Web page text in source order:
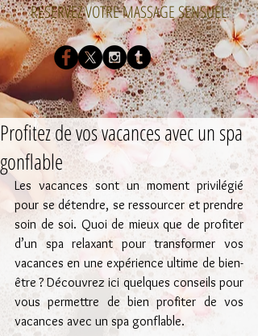
RÉSERVEZ VOTRE MASSAGE SENSUEL
Profitez de vos vacances avec un spa
gonflable
Les vacances sont un moment privilégié
pour se détendre, se ressourcer et prendre
soin de soi. Quoi de mieux que de profiter
d’un spa relaxant pour transformer vos
vacances en une expérience ultime de bien-
être ? Découvrez ici quelques conseils pour
vous permettre de bien profiter de vos
vacances avec un spa gonflable.